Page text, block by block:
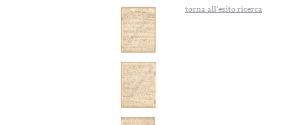
torna all'esito ricerca